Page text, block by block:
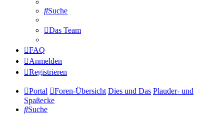
Suche
Das Team
FAQ
Anmelden
Registrieren
Portal Foren-Übersicht Dies und Das Plauder- und
Spaßecke
Suche